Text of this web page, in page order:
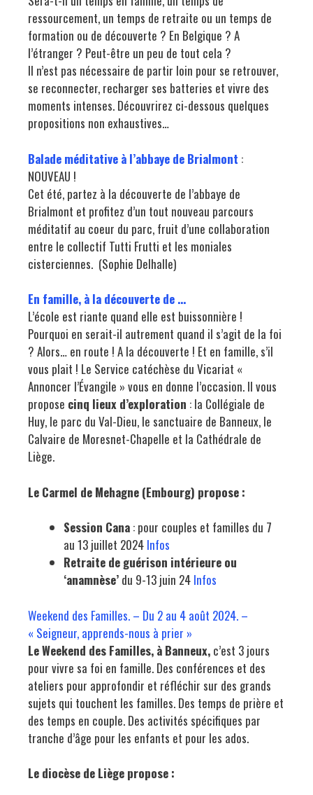
ressourcement, un temps de retraite ou un temps de
formation ou de découverte ? En Belgique ? A
l’étranger ? Peut-être un peu de tout cela ?
Il n’est pas nécessaire de partir loin pour se retrouver,
se reconnecter, recharger ses batteries et vivre des
moments intenses. Découvrirez ci-dessous quelques
propositions non exhaustives…
Balade méditative à l’abbaye de Brialmont :
NOUVEAU !
Cet été, partez à la découverte de l’abbaye de
Brialmont et profitez d’un tout nouveau parcours
méditatif au coeur du parc, fruit d’une collaboration
entre le collectif Tutti Frutti et les moniales
cisterciennes. (Sophie Delhalle)
En famille, à la découverte de …
L’école est riante quand elle est buissonnière !
Pourquoi en serait-il autrement quand il s’agit de la foi
? Alors… en route ! A la découverte ! Et en famille, s’il
vous plait ! Le Service catéchèse du Vicariat «
Annoncer l’Évangile » vous en donne l’occasion. Il vous
propose cinq lieux d’exploration : la Collégiale de
Huy, le parc du Val-Dieu, le sanctuaire de Banneux, le
Calvaire de Moresnet-Chapelle et la Cathédrale de
Liège.
Le Carmel de Mehagne (Embourg) propose :
Session Cana : pour couples et familles du 7
au 13 juillet 2024 Infos
Retraite de guérison intérieure ou
‘anamnèse’ du 9-13 juin 24 Infos
Weekend des Familles. – Du 2 au 4 août 2024. –
« Seigneur, apprends-nous à prier »
Le Weekend des Familles, à Banneux, c’est 3 jours
pour vivre sa foi en famille. Des conférences et des
ateliers pour approfondir et réfléchir sur des grands
sujets qui touchent les familles. Des temps de prière et
des temps en couple. Des activités spécifiques par
tranche d’âge pour les enfants et pour les ados.
Le diocèse de Liège propose :